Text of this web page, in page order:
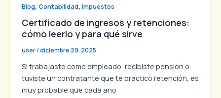
Blog,Contabilidad,Impuestos
Certificado de ingresos y retenciones:
cómo leerlo y para qué sirve
user/diciembre 29, 2025
Si trabajaste como empleado, recibiste pensión o
tuviste un contratante que te practicó retención, es
muy probable que cada año